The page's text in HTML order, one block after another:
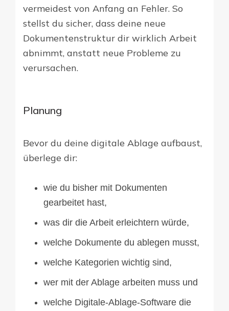
vermeidest von Anfang an Fehler. So
stellst du sicher, dass deine neue
Dokumentenstruktur dir wirklich Arbeit
abnimmt, anstatt neue Probleme zu
verursachen.
Planung
Bevor du deine digitale Ablage aufbaust,
überlege dir:
wie du bisher mit Dokumenten
gearbeitet hast,
was dir die Arbeit erleichtern würde,
welche Dokumente du ablegen musst,
welche Kategorien wichtig sind,
wer mit der Ablage arbeiten muss und
welche Digitale-Ablage-Software die